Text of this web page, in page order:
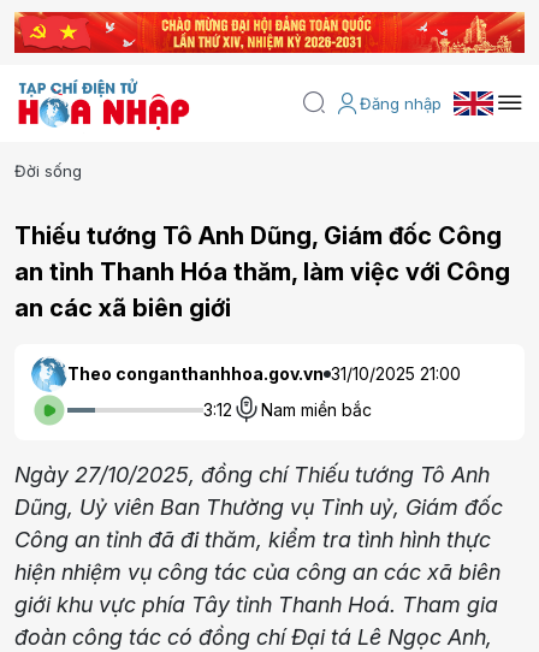
Đăng nhập
Đời sống
Thiếu tướng Tô Anh Dũng, Giám đốc Công
an tỉnh Thanh Hóa thăm, làm việc với Công
an các xã biên giới
Theo conganthanhhoa.gov.vn 31/10/2025 21:00
3:12
Nam miền bắc
Ngày 27/10/2025, đồng chí Thiếu tướng Tô Anh
Dũng, Uỷ viên Ban Thường vụ Tỉnh uỷ, Giám đốc
Công an tỉnh đã đi thăm, kiểm tra tình hình thực
hiện nhiệm vụ công tác của công an các xã biên
giới khu vực phía Tây tỉnh Thanh Hoá. Tham gia
đoàn công tác có đồng chí Đại tá Lê Ngọc Anh,